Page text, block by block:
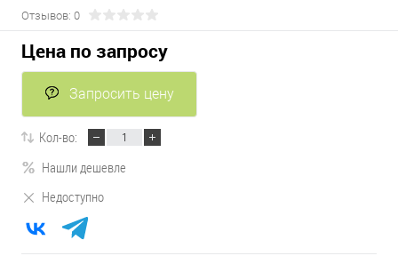
Отзывов: 0
Цена по запросу
Запросить цену
Кол-во:
Нашли дешевле
Недоступно